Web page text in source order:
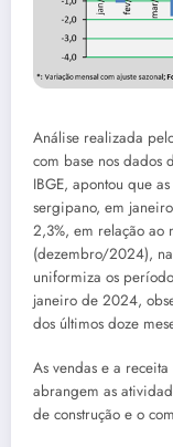
Análise realizada
com base nos dados
IBGE, apontou que
sergipano, em
2,3%, em relação ao
(dezembro/2024),
uniformiza os
janeiro de 2024,
dos últimos doze
As vendas e a
abrangem as
de construção e o